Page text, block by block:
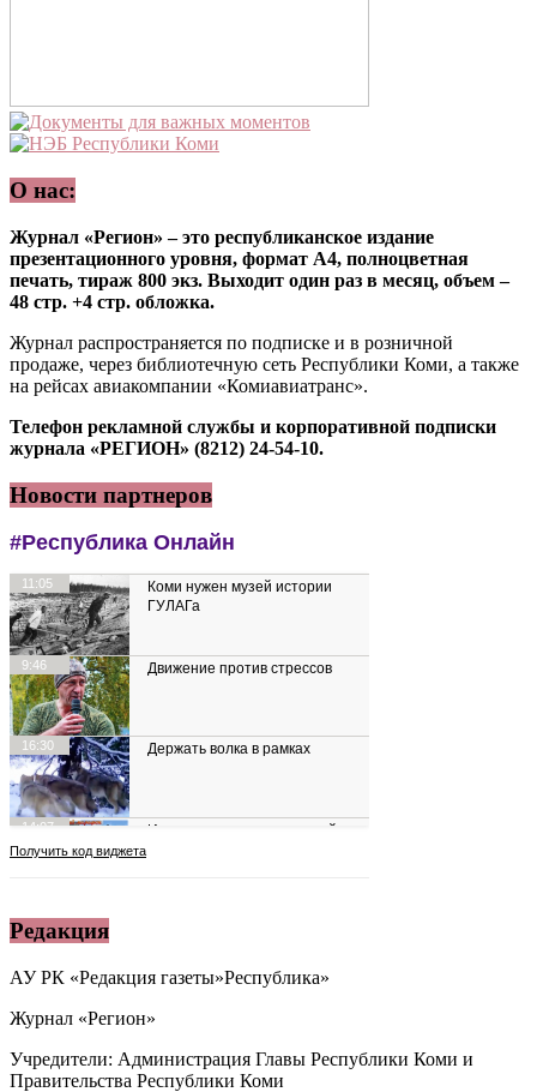
О нас:
Журнал «Регион» – это республиканское издание
презентационного уровня, формат А4, полноцветная
печать, тираж 800 экз. Выходит один раз в месяц, объем –
48 стр. +4 стр. обложка.
Журнал распространяется по подписке и в розничной
продаже, через библиотечную сеть Республики Коми, а также
на рейсах авиакомпании «Комиавиатранс».
Телефон рекламной службы и корпоративной подписки
журнала «РЕГИОН» (8212) 24-54-10.
Новости партнеров
Редакция
АУ РК «Редакция газеты»Республика»
Журнал «Регион»
Учредители: Администрация Главы Республики Коми и
Правительства Республики Коми